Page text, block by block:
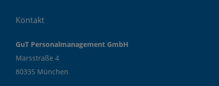
Kontakt
GuT Personalmanagement GmbH
Marsstraße 4
80335 München